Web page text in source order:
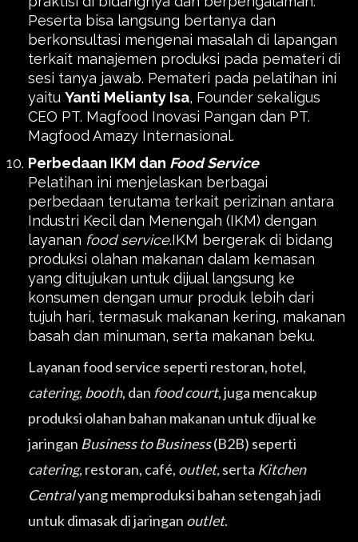
Peserta bisa langsung bertanya dan
berkonsultasi mengenai masalah di lapangan
terkait manajemen produksi pada pemateri di
sesi tanya jawab. Pemateri pada pelatihan ini
yaitu Yanti Melianty Isa, Founder sekaligus
CEO PT. Magfood Inovasi Pangan dan PT.
Magfood Amazy Internasional.
Perbedaan IKM dan Food Service
Pelatihan ini menjelaskan berbagai
perbedaan terutama terkait perizinan antara
Industri Kecil dan Menengah (IKM) dengan
layanan food service.IKM bergerak di bidang
produksi olahan makanan dalam kemasan
yang ditujukan untuk dijual langsung ke
konsumen dengan umur produk lebih dari
tujuh hari, termasuk makanan kering, makanan
basah dan minuman, serta makanan beku.
Layanan food service seperti restoran, hotel,
catering, booth, dan food court, juga mencakup
produksi olahan bahan makanan untuk dijual ke
jaringan Business to Business(B2B) seperti
catering,restoran, café, outlet,serta Kitchen
Centralyang memproduksi bahan setengah jadi
untuk dimasak di jaringan outlet.